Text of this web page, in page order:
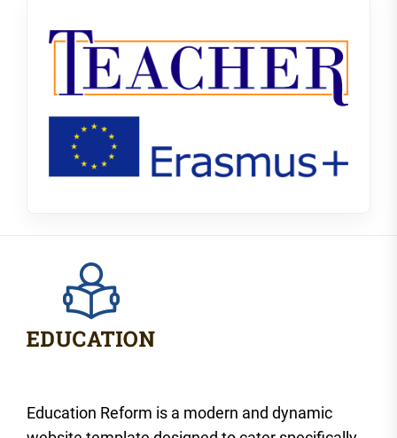
Education Reform is a modern and dynamic